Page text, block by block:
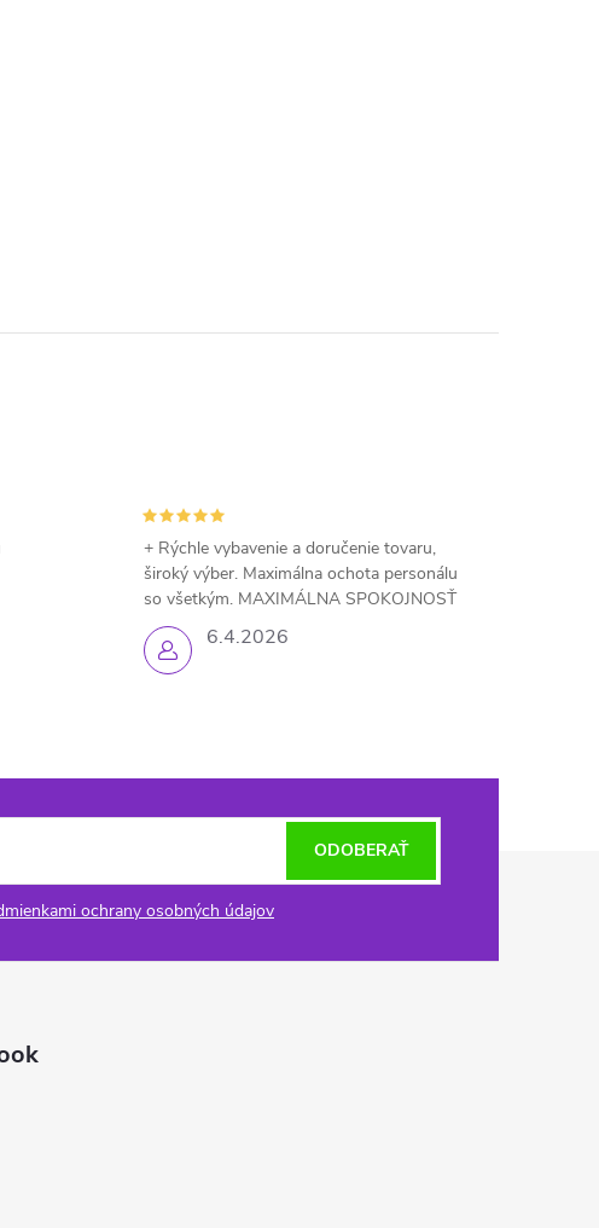
6.4.2026
+ Rýchle vybavenie a doručenie tovaru,
široký výber. Maximálna ochota personálu
so všetkým. MAXIMÁLNA SPOKOJNOSŤ
ochrany osobných údajov
ODOBERAŤ